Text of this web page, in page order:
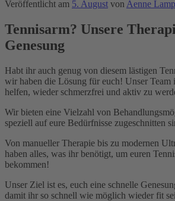
Veröffentlicht am 5. August von Aenne
Tennisarm? Unsere
Genesung
Habt ihr auch genug von diesem lästigen
wir haben die Lösung für euch! Unser Team
helfen, wieder schmerzfrei und aktiv zu
Wir bieten eine Vielzahl von
speziell auf eure Bedürfnisse zugeschnitten
Von manueller Therapie bis zu modernen
haben alles, was ihr benötigt, um euren
bekommen!
Unser Ziel ist es, euch eine schnelle
damit ihr so schnell wie möglich wieder fit